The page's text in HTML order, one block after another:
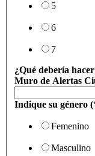
5
6
7
¿Qué debería
Muro de Alertas
Indique su género
Femenino
Masculino